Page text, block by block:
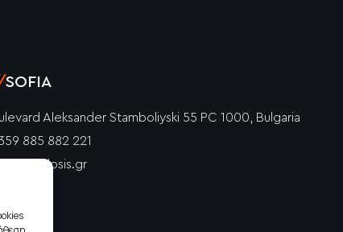
SOFIA
Aleksander Stamboliyski 55 PC 1000, Bulgaria
885 882 221